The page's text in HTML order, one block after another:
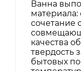
Ванна
материала:
сочетание
качества
твердость
бытовых